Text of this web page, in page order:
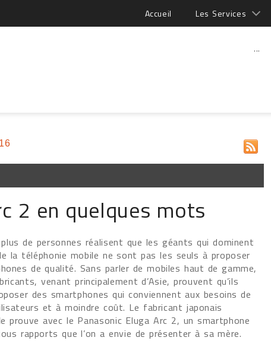
Accueil Les Services
...
2 en quelques mots
de personnes réalisent que les géants qui dominent
la téléphonie mobile ne sont pas les seuls à proposer
de qualité. Sans parler de mobiles haut de gamme,
venant principalement d’Asie, prouvent qu’ils
des smartphones qui conviennent aux besoins de
et à moindre coût. Le fabricant japonais
prouve avec le Panasonic Eluga Arc 2, un smartphone
rapports que l’on a envie de présenter à sa mère.